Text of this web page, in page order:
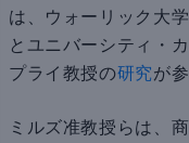
は、ウォーリック大
とユニバーシティ・
プライ教授の研究が
ミルズ准教授らは、